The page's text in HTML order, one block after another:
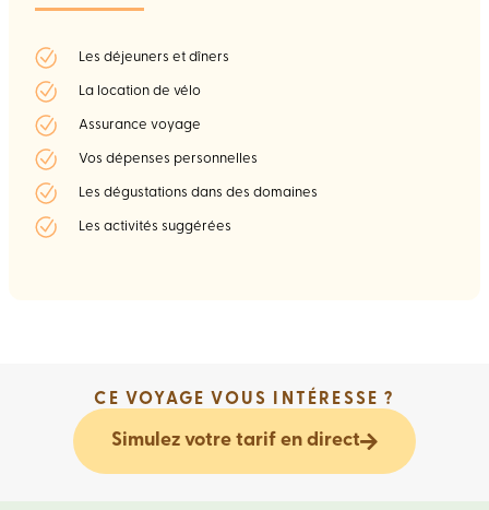
Les déjeuners et dîners
La location de vélo
Assurance voyage
Vos dépenses personnelles
Les dégustations dans des domaines
Les activités suggérées
CE VOYAGE VOUS INTÉRESSE ?
Simulez votre tarif en direct